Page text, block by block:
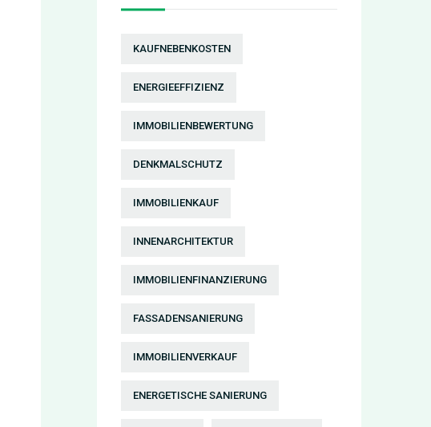
KAUFNEBENKOSTEN
ENERGIEEFFIZIENZ
IMMOBILIENBEWERTUNG
DENKMALSCHUTZ
IMMOBILIENKAUF
INNENARCHITEKTUR
IMMOBILIENFINANZIERUNG
FASSADENSANIERUNG
IMMOBILIENVERKAUF
ENERGETISCHE SANIERUNG